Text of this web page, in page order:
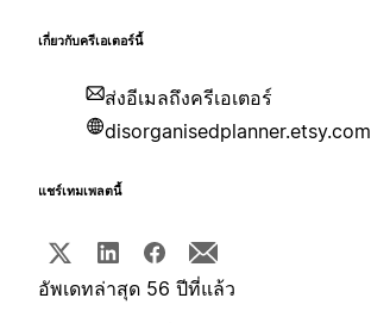
เกี่ยวกับครีเอเตอร์นี้
ส่งอีเมลถึงครีเอเตอร์
disorganisedplanner.etsy.com
แชร์เทมเพลตนี้
อัพเดทล่าสุด 56 ปีที่แล้ว